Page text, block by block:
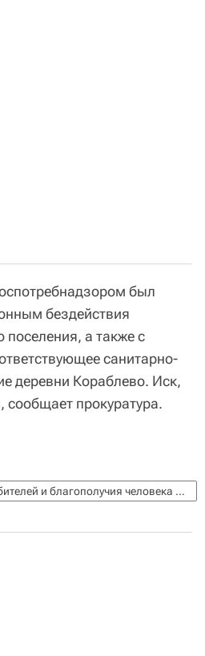
был
бездействия
поселения, а также с
санитарно-
деревни Кораблево. Иск,
сообщает прокуратура.
Федеральная служба по надзору в сфере защиты прав потребителей и благополучия человека (Роспотребнадзор)